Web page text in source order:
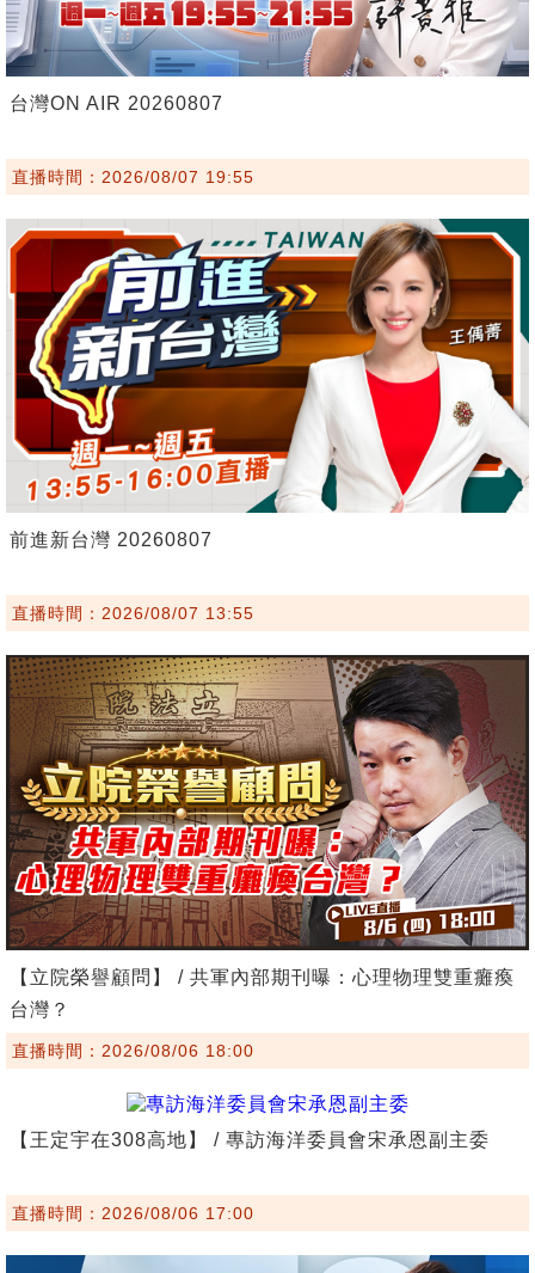
台灣ON AIR 20260807
直播時間：2026/08/07 19:55
前進新台灣 20260807
直播時間：2026/08/07 13:55
【立院榮譽顧問】 / 共軍內部期刊曝：心理物理雙重癱瘓
台灣？
直播時間：2026/08/06 18:00
【王定宇在308高地】 / 專訪海洋委員會宋承恩副主委
直播時間：2026/08/06 17:00